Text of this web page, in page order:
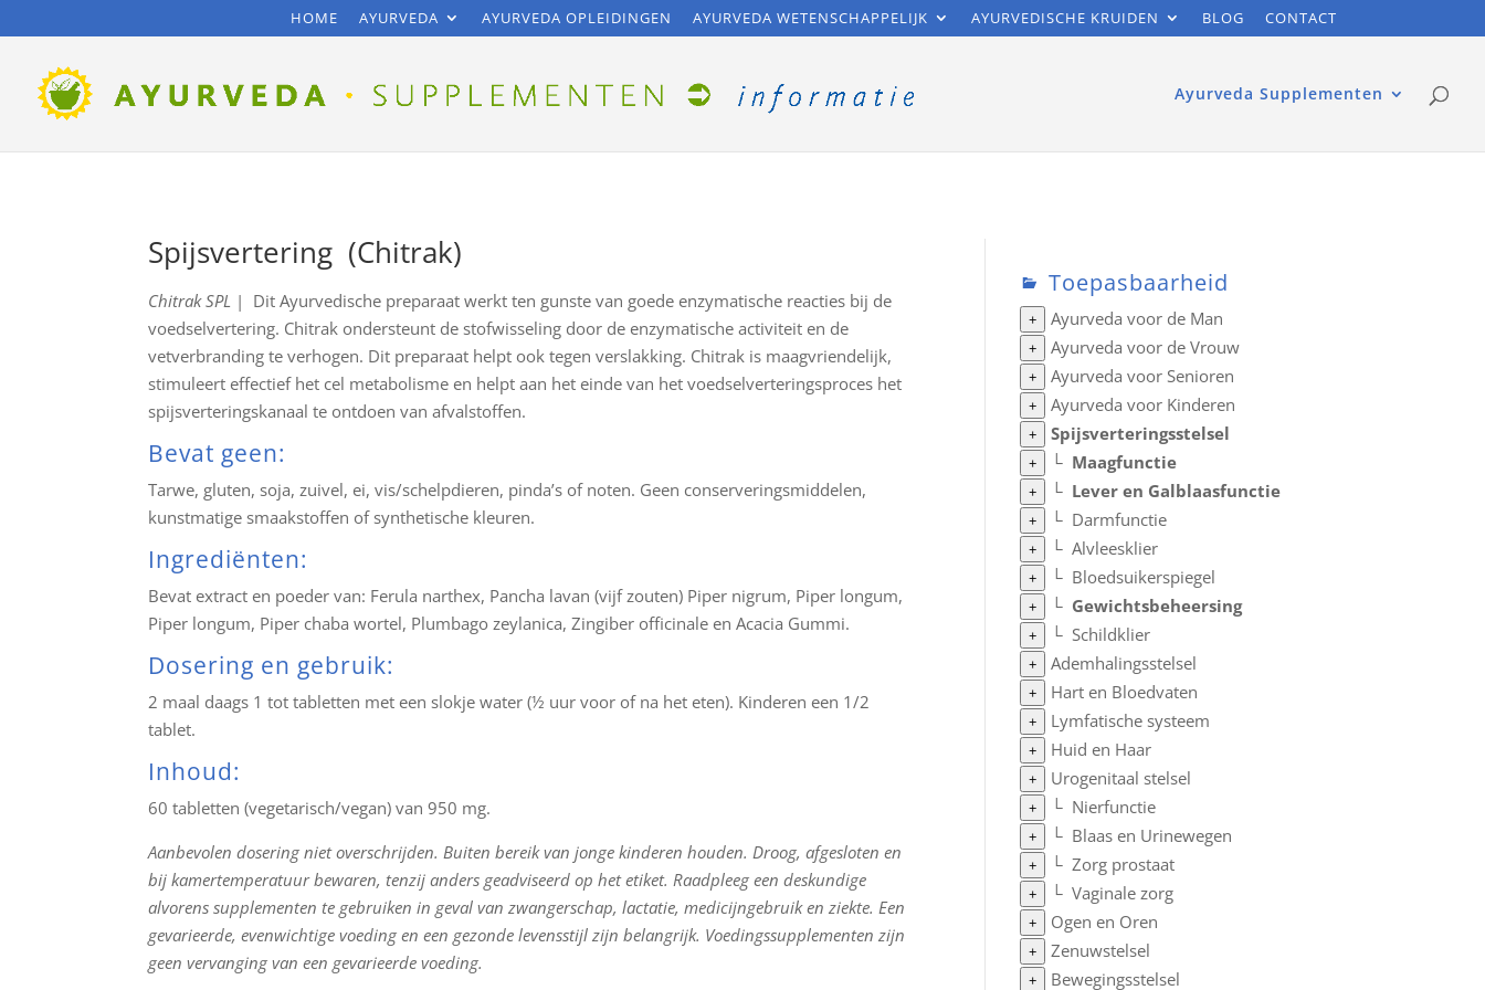
HOME AYURVEDA AYURVEDA OPLEIDINGEN AYURVEDA WETENSCHAPPELIJK AYURVEDISCHE KRUIDEN BLOG CONTACT
Ayurveda Supplementen
Spijsvertering (Chitrak)
Chitrak SPL | Dit Ayurvedische preparaat werkt ten gunste van goede enzymatische reacties bij de
voedselvertering. Chitrak ondersteunt de stofwisseling door de enzymatische activiteit en de
vetverbranding te verhogen. Dit preparaat helpt ook tegen verslakking. Chitrak is maagvriendelijk,
stimuleert effectief het cel metabolisme en helpt aan het einde van het voedselverteringsproces het
spijsverteringskanaal te ontdoen van afvalstoffen.
Bevat geen:
Tarwe, gluten, soja, zuivel, ei, vis/schelpdieren, pinda’s of noten. Geen conserveringsmiddelen,
kunstmatige smaakstoffen of synthetische kleuren.
Ingrediënten:
Bevat extract en poeder van: Ferula narthex, Pancha lavan (vijf zouten) Piper nigrum, Piper longum,
Piper longum, Piper chaba wortel, Plumbago zeylanica, Zingiber officinale en Acacia Gummi.
Dosering en gebruik:
2 maal daags 1 tot tabletten met een slokje water (½ uur voor of na het eten). Kinderen een 1/2
tablet.
Inhoud:
60 tabletten (vegetarisch/vegan) van 950 mg.
Aanbevolen dosering niet overschrijden. Buiten bereik van jonge kinderen houden. Droog, afgesloten en
bij kamertemperatuur bewaren, tenzij anders geadviseerd op het etiket. Raadpleeg een deskundige
alvorens supplementen te gebruiken in geval van zwangerschap, lactatie, medicijngebruik en ziekte. Een
gevarieerde, evenwichtige voeding en een gezonde levensstijl zijn belangrijk. Voedingssupplementen zijn
geen vervanging van een gevarieerde voeding.
Toepasbaarheid
+ Ayurveda voor de Man
+ Ayurveda voor de Vrouw
+ Ayurveda voor Senioren
+ Ayurveda voor Kinderen
+ Spijsverteringsstelsel
+ └ Maagfunctie
+ └ Lever en Galblaasfunctie
+ └ Darmfunctie
+ └ Alvleesklier
+ └ Bloedsuikerspiegel
+ └ Gewichtsbeheersing
+ └ Schildklier
+ Ademhalingsstelsel
+ Hart en Bloedvaten
+ Lymfatische systeem
+ Huid en Haar
+ Urogenitaal stelsel
+ └ Nierfunctie
+ └ Blaas en Urinewegen
+ └ Zorg prostaat
+ └ Vaginale zorg
+ Ogen en Oren
+ Zenuwstelsel
+ Bewegingsstelsel